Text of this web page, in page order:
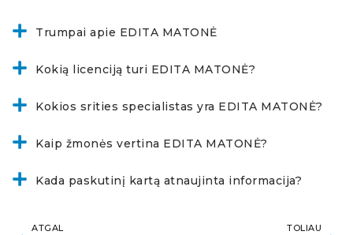
Trumpai apie EDITA MATONĖ
Kokią licenciją turi EDITA MATONĖ?
Kokios srities specialistas yra EDITA MATONĖ?
Kaip žmonės vertina EDITA MATONĖ?
Kada paskutinį kartą atnaujinta informacija?
ATGAL TOLIAU